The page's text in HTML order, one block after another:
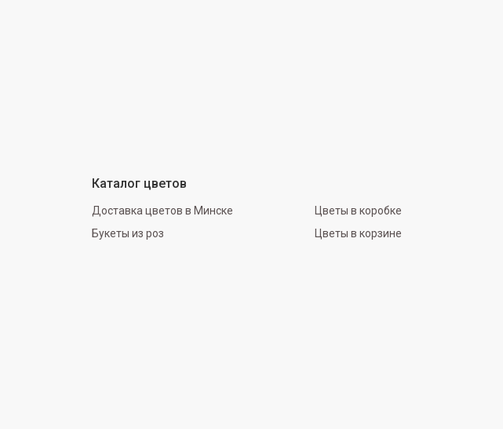
Каталог цветов
Доставка цветов в Минске
Букеты из роз
Цветы в коробке
Цветы в корзине